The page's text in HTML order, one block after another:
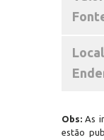
Obs:As
estão